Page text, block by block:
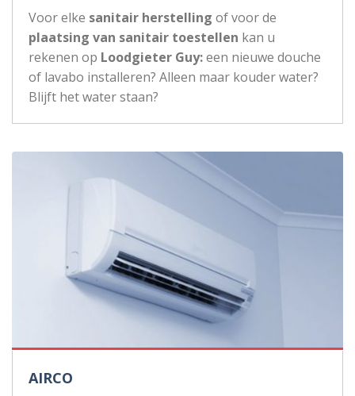
Voor elke sanitair herstelling of voor de
plaatsing van sanitair toestellen kan u
rekenen op Loodgieter Guy:een nieuwe douche
of lavabo installeren? Alleen maar kouder water?
Blijft het water staan?
AIRCO